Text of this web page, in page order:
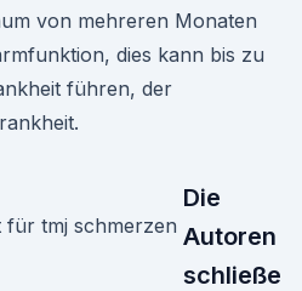
von mehreren Monaten
dies kann bis zu
führen, der
Die
Autoren
schließe